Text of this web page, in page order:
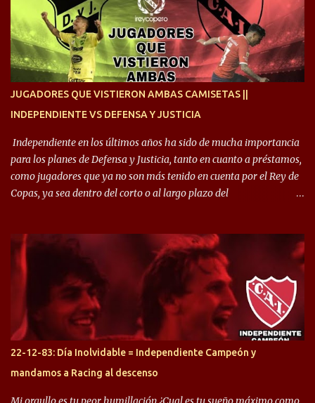
quise dar lo mejor. Si me toca marcharme, estoy agradecido al
hincha”. 🎙️“El equipo hizo un gran trabajo, quedó demostrado en el
resultado. Es nuestro segundo partido, en la pretemporada nos
enfocamos en la preparación física. El grupo está encontrando la
idea que quiere el técnico y eso es importante para todos”.
JUGADORES QUE VISTIERON AMBAS CAMISETAS ||
INDEPENDIENTE VS DEFENSA Y JUSTICIA
Independiente en los últimos años ha sido de mucha importancia
para los planes de Defensa y Justicia, tanto en cuanto a préstamos,
como jugadores que ya no son más tenido en cuenta por el Rey de
Copas, ya sea dentro del corto o al largo plazo del
Halcón de Varela, como lo es Brian Romero, quien paso a
préstamo allí durante el último mercado de pases y ha rendido de
gran manera, convirtiendo goles importantes, sobre todo en la
copa sudamericana. Pero no sucedió lo mismo en cuanto al
rendimiento que ha producido en el Rojo. Pasando a jugadores que
jugaron en Defensa y ahora están en el rojo, tenemos a la dupla
Gastón Togni y Domingo Blanco, donde ambos explotaron
futbolísticamente hablando en el equipo de Varela, donde, por
ejemplo, el caso de Mingo llego a ser tenido en cuenta para el
Seleccionado Argentino, rendimiento que aún no ha logrado
22-12-83: Día Inolvidable = Independiente Campeón y
mandamos a Racing al descenso